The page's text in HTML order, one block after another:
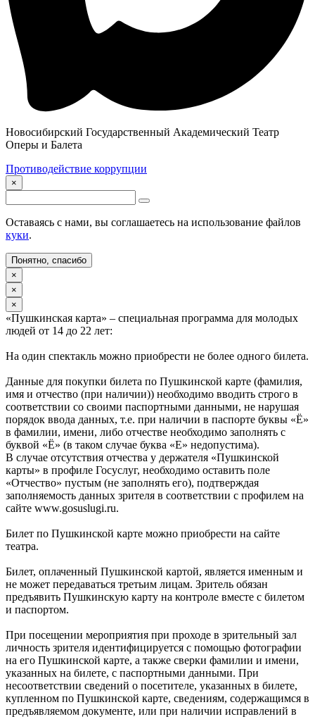
Новосибирский Государственный Академический Театр
Оперы и Балета
Противодействие коррупции
×
Оставаясь с нами, вы соглашаетесь на использование файлов
куки.
Понятно, спасибо
×
×
×
«Пушкинская карта» – специальная программа для молодых
людей от 14 до 22 лет:
На один спектакль можно приобрести не более одного билета.
Данные для покупки билета по Пушкинской карте (фамилия,
имя и отчество (при наличии)) необходимо вводить строго в
соответствии со своими паспортными данными, не нарушая
порядок ввода данных, т.е. при наличии в паспорте буквы «Ё»
в фамилии, имени, либо отчестве необходимо заполнять с
буквой «Ё» (в таком случае буква «Е» недопустима).
В случае отсутствия отчества у держателя «Пушкинской
карты» в профиле Госуслуг, необходимо оставить поле
«Отчество» пустым (не заполнять его), подтверждая
заполняемость данных зрителя в соответствии с профилем на
сайте www.gosuslugi.ru.
Билет по Пушкинской карте можно приобрести на сайте
театра.
Билет, оплаченный Пушкинской картой, является именным и
не может передаваться третьим лицам. Зритель обязан
предъявить Пушкинскую карту на контроле вместе с билетом
и паспортом.
При посещении мероприятия при проходе в зрительный зал
личность зрителя идентифицируется с помощью фотографии
на его Пушкинской карте, а также сверки фамилии и имени,
указанных на билете, с паспортными данными. При
несоответствии сведений о посетителе, указанных в билете,
купленном по Пушкинской карте, сведениям, содержащимся в
предъявляемом документе, или при наличии исправлений в